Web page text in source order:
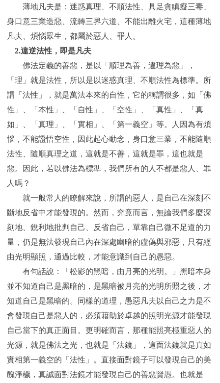
薄地凡夫是：迷惑真理、不順法性、具足貪瞋癡三毒、
身口意三業造惡、流轉三界六道、不能出離火宅，這種薄地
凡夫、煩惱眾生，都屬於惡人、罪人。
2.違逆法性，即是凡夫
佛法定義的善惡，是以「順理為善，違理為惡」，
「理」就是法性，所以是以迷惑真理、不順法性為標準。所
謂「法性」，就是萬法本來的自性，它的稱謂很多，如「佛
性」、「本性」、「自性」、「空性」、「真性」、「真
如」、「真理」、「實相」、「第一義空」等。人因為有煩
惱，不能證悟空性，因此起心動念，身口意三業，不能隨順
法性、隨順真理之道，這就是不善，這就是罪，這也就是
惡。因此，若以佛法為標準，我們所有的人不都是惡人、罪
人嗎？
就一般常人的瞭解來說，所謂的惡人，是自己在深刻不
斷地反省中才能發現的。然而，究竟而言，無論我們多麼深
刻地、銳利地批判自己、反省自己，單靠自己微不足道的力
量，仍是無法發現自己內在深處幽暗的虛偽與邪惡，只有經
由光明顯照，通過比較，才能意識到自己的愚惡。
有句話說：「松影的黑暗，由月亮的光明。」黑暗本身
並不知道自己是黑暗的，是黑暗被月亮的光明所照之後，才
知道自己是黑暗的。同樣的道理，愚惡凡夫以自己之力是不
會發現自己是惡人的，必須藉助於卓越的照明光源才能發現
自己當下的真正面目。更明確而言，那種能照亮極重惡人的
光源，就是佛法之光，也就是「法鏡」，這面法鏡就是真如
實相第一義空的「法性」。直接面對鏡子可以發現自己的美
醜淨穢，真誠面對法鏡才能發現自己的善惡賢愚。也就是